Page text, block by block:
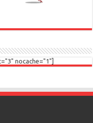
nocache="1"]